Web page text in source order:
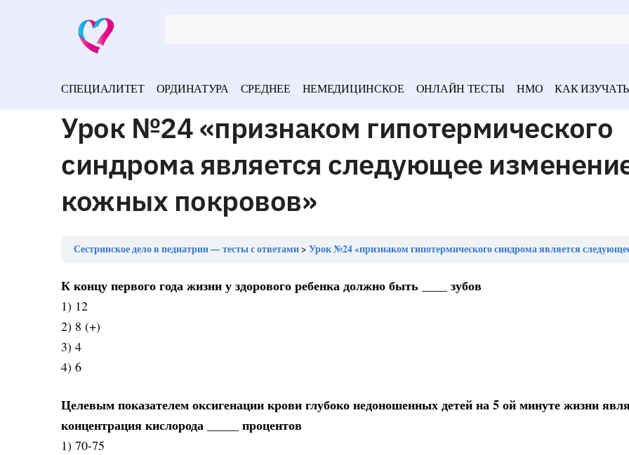
СПЕЦИАЛИТЕТ ОРДИНАТУРА СРЕДНЕЕ НЕМЕДИЦИНСКОЕ ОНЛАЙН ТЕСТЫ НМО КАК ИЗУЧАТЬ
Урок №24 «признаком гипотермического
синдрома является следующее
кожных покровов»
Сестринское дело в педиатрии — тесты с ответами Урок №24 «признаком гипотермического синдрома является следующее изменение
К концу первого года жизни у здорового ребенка должно быть ____ зубов
1) 12
2) 8 (+)
3) 4
4) 6
Целевым показателем оксигенации крови глубоко недоношенных детей на 5 ой минуте жизни
концентрация кислорода _____ процентов
1) 70-75